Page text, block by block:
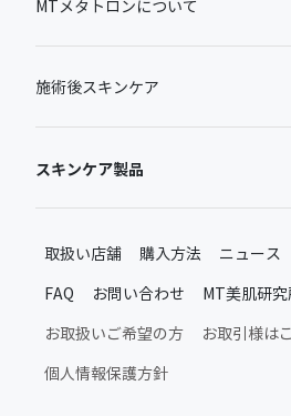
MTメタトロンについて
施術後スキンケア
スキンケア製品
MTメタトロン新製品・限定品
施術後のスキンケア
ムーンアッププロダクト
取扱い店舗 購入方法 ニュース
FAQ お問い合わせ MT美肌研
お取扱いご希望の方 お取引様は
個人情報保護方針